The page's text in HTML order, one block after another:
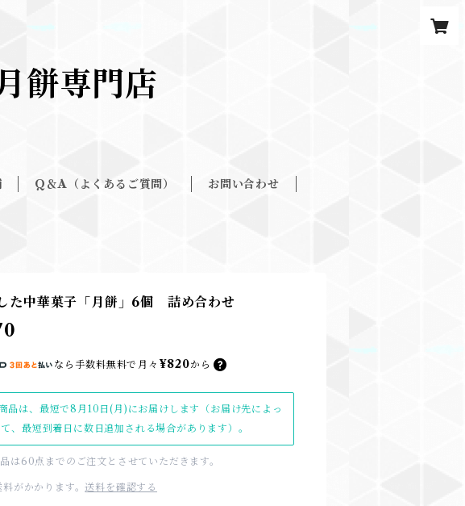
餅専門店
Q＆A（よくあるご質問） お問い合わせ
た中華菓子「月餅」6個 詰め合わせ
なら 手数料無料で 月々 ¥820から
品は、最短で8月10日(月)にお届けします（お届け先によっ
て、最短到着日に数日追加される場合があります）。
は60点までのご注文とさせていただきます。
料がかかります。送料を確認する